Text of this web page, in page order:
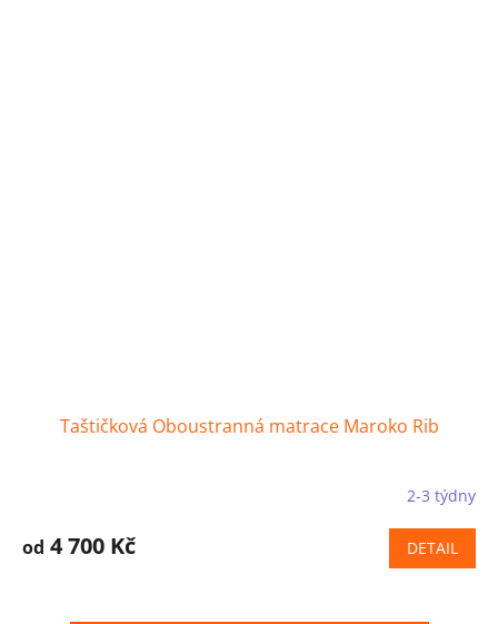
Taštičková Oboustranná matrace Maroko Rib
2-3 týdny
od 4 700 Kč DETAIL